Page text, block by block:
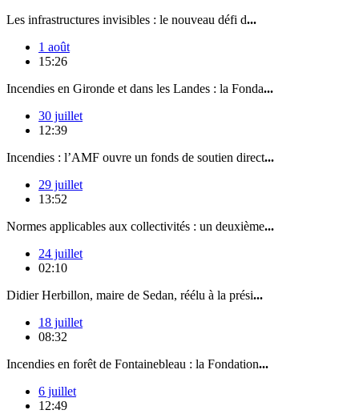
Les infrastructures invisibles : le nouveau défi d...
1 août
15:26
Incendies en Gironde et dans les Landes : la Fonda...
30 juillet
12:39
Incendies : l’AMF ouvre un fonds de soutien direct...
29 juillet
13:52
Normes applicables aux collectivités : un deuxième...
24 juillet
02:10
Didier Herbillon, maire de Sedan, réélu à la prési...
18 juillet
08:32
Incendies en forêt de Fontainebleau : la Fondation...
6 juillet
12:49